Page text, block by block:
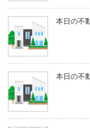
本日の不
本日の不